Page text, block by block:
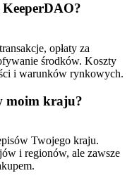
opłaty za
środków. Koszty
i warunków rynkowych.
moim kraju?
Twojego kraju.
i regionów, ale zawsze